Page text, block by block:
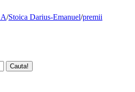
/Stoica Darius-Emanuel/premii